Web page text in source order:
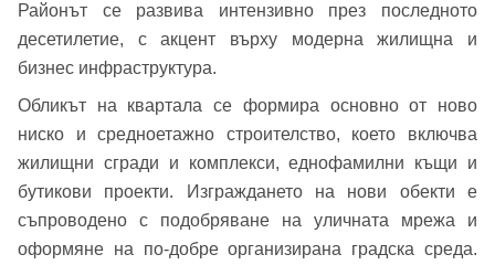
Районът се развива интензивно през последното
десетилетие, с акцент върху модерна жилищна и
бизнес инфраструктура.
Обликът на квартала се формира основно от ново
ниско и средноетажно строителство, което включва
жилищни сгради и комплекси, еднофамилни къщи и
бутикови проекти. Изграждането на нови обекти е
съпроводено с подобряване на уличната мрежа и
оформяне на по-добре организирана градска среда.